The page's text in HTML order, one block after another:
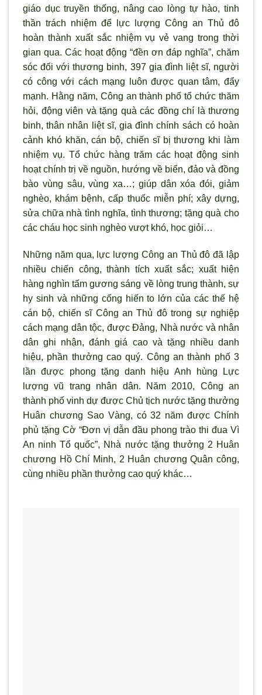
giáo dục truyền thống, nâng cao lòng tự hào, tinh
thần trách nhiệm để lực lượng Công an Thủ đô
hoàn thành xuất sắc nhiệm vụ vẻ vang trong thời
gian qua. Các hoạt động “đền ơn đáp nghĩa”, chăm
sóc đối với thương binh, 397 gia đình liệt sĩ, người
có công với cách mạng luôn được quan tâm, đẩy
mạnh. Hằng năm, Công an thành phố tổ chức thăm
hỏi, động viên và tặng quà các đồng chí là thương
binh, thân nhân liệt sĩ, gia đìnhchính sách có hoàn
cảnh khó khăn,cán bộ, chiến sĩ bịthương khi làm
nhiệm vụ. Tổ chức hàng trăm các hoạt động sinh
hoạt chính trị về nguồn, hướng về biển, đảo và đồng
bào vùng sâu, vùng xa…; giúp dân xóa đói, giảm
nghèo, khám bệnh, cấp thuốc miễn phí; xây dựng,
sửa chữa nhà tình nghĩa, tình thương; tặng quà cho
các cháu học sinh nghèo vượt khó, học giỏi…
Những năm qua, lực lượng Công an Thủ đô đã lập
nhiều chiến công, thành tích xuất sắc; xuất hiện
hàng nghìn tấm gương sáng về l òng trung thành, sự
hy sinh và những cống hiến to lớn của các thế hệ
cán bộ, chiến sĩ Công an Thủ đô trong sự nghiệp
cách mạng dân tộc, được Đảng, Nhà nước và nhân
dân ghi nhận, đánh giá cao và tặng nhiều danh
hiệu, phần thưởng cao quý. Công an thành phố 3
lần được phong tặng danh hiệu Anh hùng Lực
ượng vũ trang nhân dân. Năm 2010, Công an
thành phố vinh dự được Chủ tịch nước tặng thưởng
Huân chương Sao Vàng, có 32 năm được Chính
phủ tặng Cờ “Đơn vị dẫn đầu phong trào thi đua Vì
An ninh Tổ quốc”, Nhà nước tặng thưởng 2 Huân
chương Hồ Chí Minh, 2 Huân chương Quân công,
cùng nhiều phần thưởng cao quý khác…